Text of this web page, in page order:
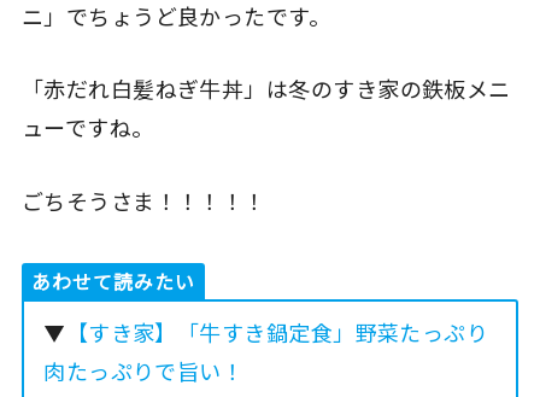
ニ」でちょうど良かったです。
「赤だれ白髪ねぎ牛丼」は冬のすき家の鉄板メニ
ューですね。
ごちそうさま！！！！！
あわせて読みたい
▼ 【すき家】「牛すき鍋定食」野菜たっぷり
肉たっぷりで旨い！